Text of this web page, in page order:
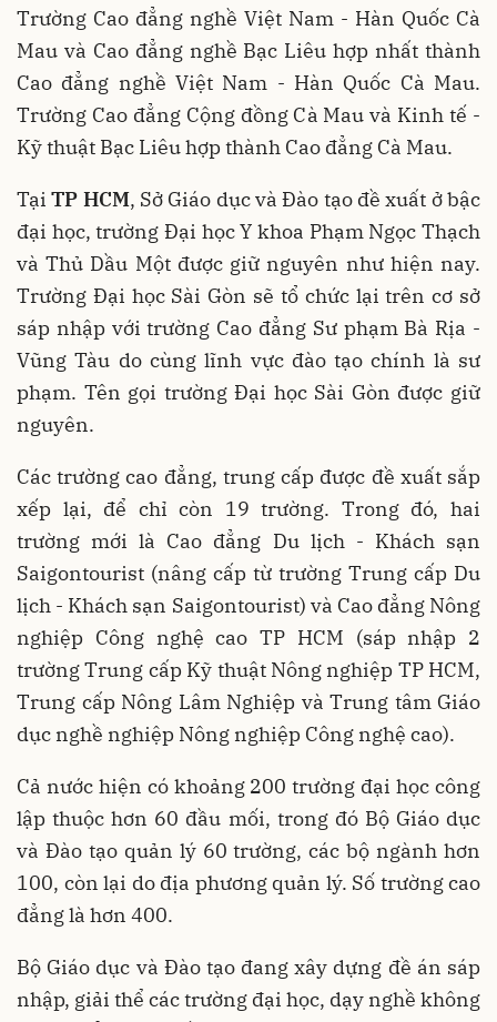
Trường Cao đẳng nghề Việt Nam - Hàn Quốc Cà
Mau và Cao đẳng nghề Bạc Liêu hợp nhất thành
Cao đẳng nghề Việt Nam - Hàn Quốc Cà Mau.
Trường Cao đẳng Cộng đồng Cà Mau và Kinh tế -
Kỹ thuật Bạc Liêu hợp thành Cao đẳng Cà Mau.
TạiTP HCM, Sở Giáo dục và Đào tạo đề xuất ở bậc
đại học, trường Đại học Y khoa Phạm Ngọc Thạch
và Thủ Dầu Một được giữ nguyên như hiện nay.
Trường Đại học Sài Gòn sẽ tổ chức lại trên cơ sở
sáp nhập với trường Cao đẳng Sư phạm Bà Rịa -
Vũng Tàu do cùng lĩnh vực đào tạo chính là sư
phạm. Tên gọi trường Đại học Sài Gòn được giữ
nguyên.
Các trường cao đẳng, trung cấp được đề xuất sắp
xếp lại, để chỉ còn 19 trường. Trong đó, hai
trường mới là Cao đẳng Du lịch - Khách sạn
Saigontourist (nâng cấp từ trường Trung cấp Du
lịch - Khách sạn Saigontourist) và Cao đẳng Nông
nghiệp Công nghệ cao TP HCM (sáp nhập 2
trường Trung cấp Kỹ thuật Nông nghiệp TP HCM,
Trung cấp Nông Lâm Nghiệp và Trung tâm Giáo
dục nghề nghiệp Nông nghiệp Công nghệ cao).
Cả nước hiện có khoảng 200 trường đại học công
lập thuộc hơn 60 đầu mối, trong đó Bộ Giáo dục
và Đào tạo quản lý 60 trường, các bộ ngành hơn
100, còn lại do địa phương quản lý. Số trường cao
đẳng là hơn 400.
Bộ Giáo dục và Đào tạo đang xây dựng đề án sáp
nhập, giải thể các trường đại học, dạy nghề không